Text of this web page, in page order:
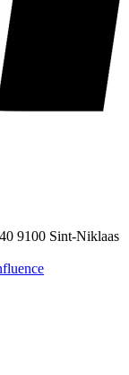
9100 Sint-Niklaas